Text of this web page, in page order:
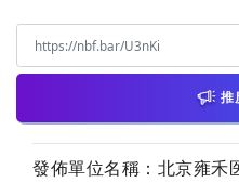
推
發佈單位名稱：北京雍禾